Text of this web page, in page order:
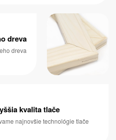
dreva
dreva
kvalita tlače
najnovšie technológie tlače